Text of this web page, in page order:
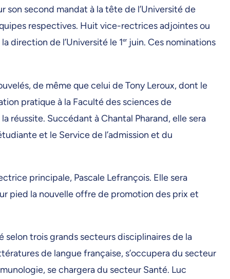
son second mandat à la tête de l’Université de
respectives. Huit vice-rectrices adjointes ou
direction de l’Université le 1erjuin. Ces nominations
de même que celui de Tony Leroux, dont le
pratique à la Faculté des sciences de
réussite. Succédant à Chantal Pharand, elle sera
et le Service de l’admission et du
principale, Pascale Lefrançois. Elle sera
pied la nouvelle offre de promotion des prix et
trois grands secteurs disciplinaires de la
de langue française, s’occupera du secteur
se chargera du secteur Santé. Luc